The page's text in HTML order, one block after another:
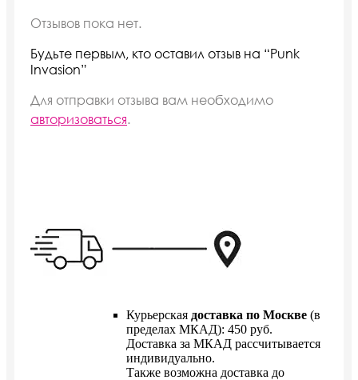
Отзывов пока нет.
Будьте первым, кто оставил отзыв на “Punk
Invasion”
Для отправки отзыва вам необходимо
авторизоваться.
Курьерская доставка по Москве (в
пределах МКАД): 450 руб.
Доставка за МКАД рассчитывается
индивидуально.
Также возможна доставка до